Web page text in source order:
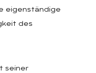
eigenständige
des
seiner